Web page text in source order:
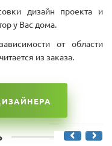
дизайн проекта и
у Вас дома.
от области
из заказа.